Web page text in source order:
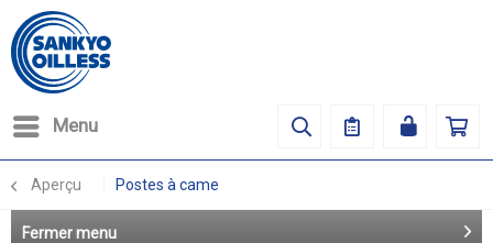
Menu
Aperçu Postes à came
Fermer menu